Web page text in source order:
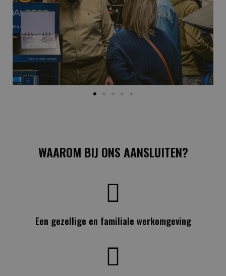
WAAROM BIJ ONS AANSLUITEN?
Een gezellige en familiale werkomgeving